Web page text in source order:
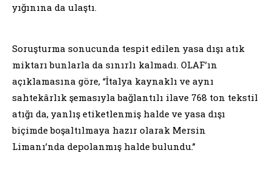
yığınına da ulaştı.
Soruşturma sonucunda tespit edilen yasa dışı atık
miktarı bunlarla da sınırlı kalmadı. OLAF’ın
açıklamasına göre, “İtalya kaynaklı ve aynı
sahtekârlık şemasıyla bağlantılı ilave 768 ton tekstil
atığı da, yanlış etiketlenmiş halde ve yasa dışı
biçimde boşaltılmaya hazır olarak Mersin
Limanı’nda depolanmış halde bulundu.”